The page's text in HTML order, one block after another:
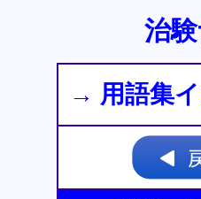
治
→ 用語集